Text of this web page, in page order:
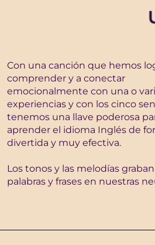
Con una canción que hemos
comprender y a conectar
emocionalmente con una o
experiencias y con los cinco
tenemos una llave poderosa
aprender el idioma Inglés de
divertida y muy efectiva.
Los tonos y las melodías
palabras y frases en nuestras